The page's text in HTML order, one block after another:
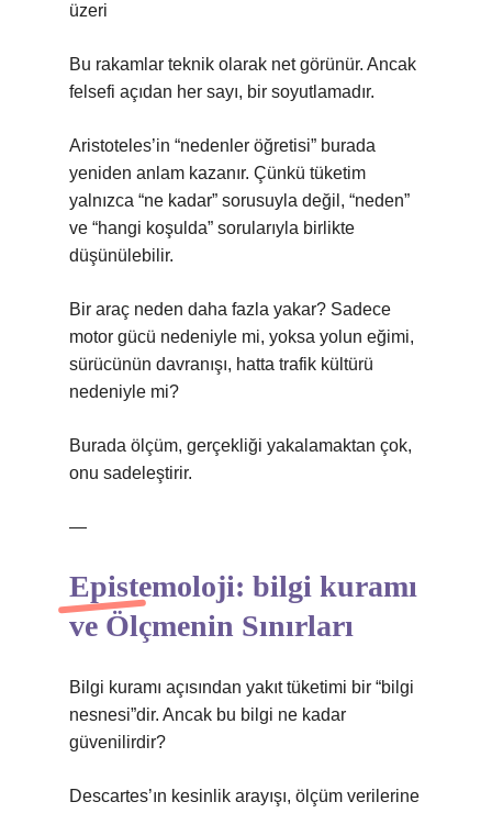
üzeri
Bu rakamlar teknik olarak net görünür. Ancak
felsefi açıdan her sayı, bir soyutlamadır.
Aristoteles’in “nedenler öğretisi” burada
yeniden anlam kazanır. Çünkü tüketim
yalnızca “ne kadar” sorusuyla değil, “neden”
ve “hangi koşulda” sorularıyla birlikte
düşünülebilir.
Bir araç neden daha fazla yakar? Sadece
motor gücü nedeniyle mi, yoksa yolun eğimi,
sürücünün davranışı, hatta trafik kültürü
nedeniyle mi?
Burada ölçüm, gerçekliği yakalamaktan çok,
onu sadeleştirir.
—
Epistemoloji: bilgi kuramı
ve Ölçmenin Sınırları
Bilgi kuramı açısından yakıt tüketimi bir “bilgi
nesnesi”dir. Ancak bu bilgi ne kadar
güvenilirdir?
Descartes’ın kesinlik arayışı, ölçüm verilerine